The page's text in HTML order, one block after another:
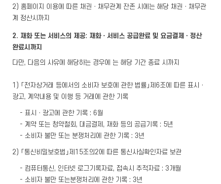
2) 홈페이지 이용에 따른 채권ㆍ채무관계 잔존 시에는 해당 채권ㆍ채무관
계 정산시까지
2. 재화 또는 서비스의 제공: 재화ㆍ서비스 공급완료 및 요금결제ㆍ정산
완료시까지
다만, 다음의 사유에 해당하는 경우에 는 해당 기간 종료 시까지
1) 「전자상거래 등에서의 소비자 보호에 관한 법률」제6조에 따른 표시ㆍ
광고, 계약내용 및 이행 등 거래에 관한 기록
- 표시ㆍ광고에 관한 기록 : 6월
- 계약 또는 청약철회, 대금결제, 재화 등의 공급기록 : 5년
- 소비자 불만 또는 분쟁처리에 관한 기록 : 3년
2) 「통신비밀보호법」제15조의2에 따른 통신사실확인자료 보관
- 컴퓨터통신, 인터넷 로그기록자료, 접속시 추적자료 : 3개월
- 소비자 불만 또는분쟁처리에 관한 기록 : 3년